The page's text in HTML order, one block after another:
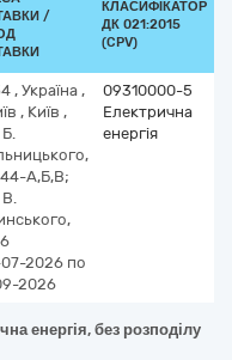
/
КЛАСИФІКАТОР
ДК 021:2015
(CPV)
, Україна ,
, Київ ,
А,Б,В;
В.
07-2026 по
2026
09310000-5
Електрична
енергія
енергія, без розподілу